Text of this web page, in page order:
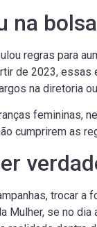
na
regras para
de 2023,
na diretoria
femininas,
cumprirem as
trocar
Mulher, se no